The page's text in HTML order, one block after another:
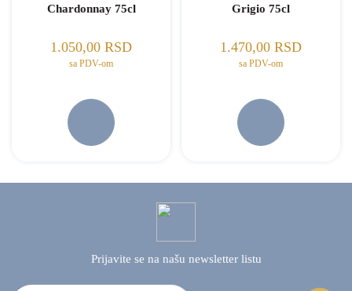
Chardonnay 75cl
1.050,00 RSD
sa PDV-om
Grigio 75cl
1.470,00 RSD
sa PDV-om
Prijavite se na našu newsletter listu